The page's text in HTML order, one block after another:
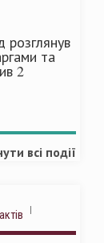
розглянув
та
2
всі події